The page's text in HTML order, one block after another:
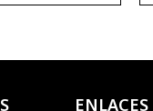
ENLACES